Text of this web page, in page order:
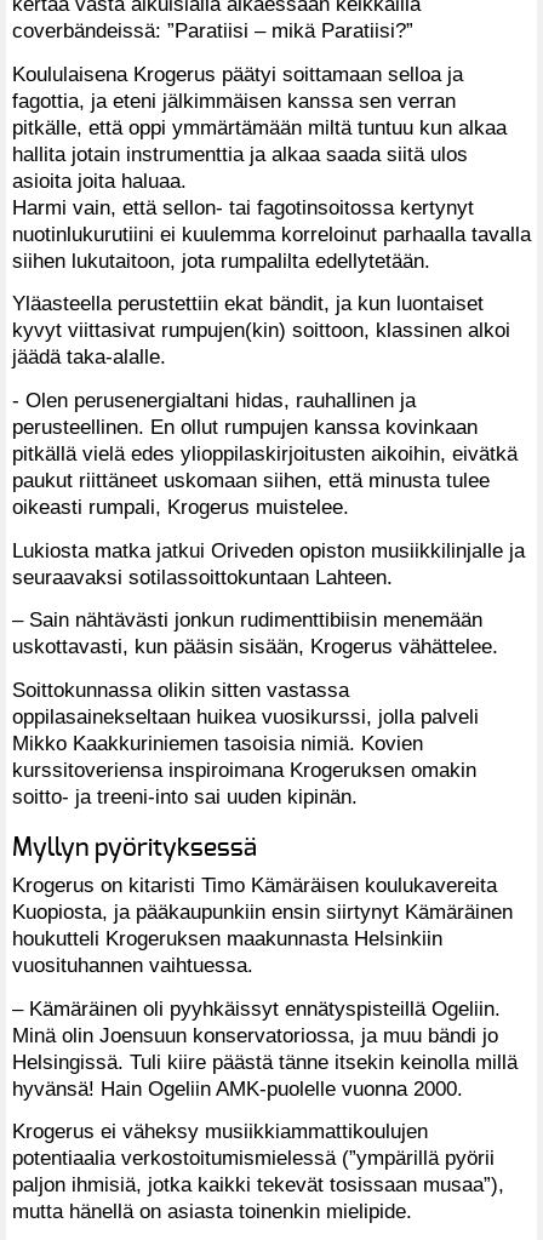
coverbändeissä: ”Paratiisi – mikä Paratiisi?”
Koululaisena Krogerus päätyi soittamaan selloa ja
fagottia, ja eteni jälkimmäisen kanssa sen verran
pitkälle, että oppi ymmärtämään miltä tuntuu kun alkaa
hallita jotain instrumenttia ja alkaa saada siitä ulos
asioita joita haluaa.
Harmi vain, että sellon- tai fagotinsoitossa kertynyt
nuotinlukurutiini ei kuulemma korreloinut parhaalla tavalla
siihen lukutaitoon, jota rumpalilta edellytetään.
Yläasteella perustettiin ekat bändit, ja kun luontaiset
kyvyt viittasivat rumpujen(kin) soittoon, klassinen alkoi
jäädä taka-alalle.
- Olen perusenergialtani hidas, rauhallinen ja
perusteellinen. En ollut rumpujen kanssa kovinkaan
pitkällä vielä edes ylioppilaskirjoitusten aikoihin, eivätkä
paukut riittäneet uskomaan siihen, että minusta tulee
oikeasti rumpali, Krogerus muistelee.
Lukiosta matka jatkui Oriveden opiston musiikkilinjalle ja
seuraavaksi sotilassoittokuntaan Lahteen.
– Sain nähtävästi jonkun rudimenttibiisin menemään
uskottavasti, kun pääsin sisään, Krogerus vähättelee.
Soittokunnassa olikin sitten vastassa
oppilasainekseltaan huikea vuosikurssi, jolla palveli
Mikko Kaakkuriniemen tasoisia nimiä. Kovien
kurssitoveriensa inspiroimana Krogeruksen omakin
soitto- ja treeni-into sai uuden kipinän.
Myllyn pyörityksessä
Krogerus on kitaristi Timo Kämäräisen koulukavereita
Kuopiosta, ja pääkaupunkiin ensin siirtynyt Kämäräinen
houkutteli Krogeruksen maakunnasta Helsinkiin
vuosituhannen vaihtuessa.
– Kämäräinen oli pyyhkäissyt ennätyspisteillä Ogeliin.
Minä olin Joensuun konservatoriossa, ja muu bändi jo
Helsingissä. Tuli kiire päästä tänne itsekin keinolla millä
hyvänsä! Hain Ogeliin AMK-puolelle vuonna 2000.
Krogerus ei väheksy musiikkiammattikoulujen
potentiaalia verkostoitumismielessä (”ympärillä pyörii
paljon ihmisiä, jotka kaikki tekevät tosissaan musaa”),
mutta hänellä on asiasta toinenkin mielipide.